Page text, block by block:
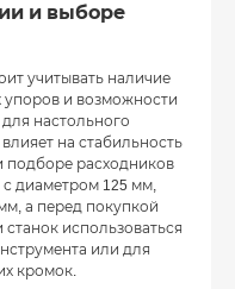
и выборе
учитывать наличие
упоров и возможности
настольного
на стабильность
подборе расходников
с диаметром 125 мм,
а перед покупкой
использоваться
или для
кромок.